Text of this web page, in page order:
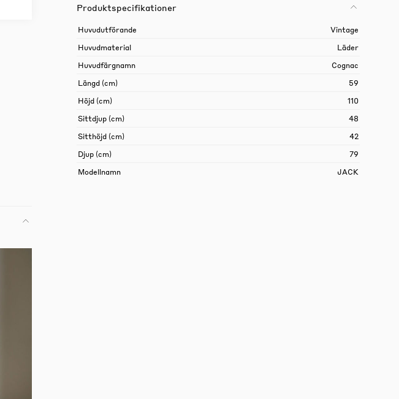
Produktspecifikationer
Huvudutförande
Vintage
Huvudmaterial
Läder
Huvudfärgnamn
Cognac
Längd (cm)
59
Höjd (cm)
110
Sittdjup (cm)
48
Sitthöjd (cm)
42
Djup (cm)
79
Modellnamn
JACK